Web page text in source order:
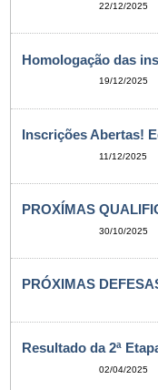
22/12/2025
Homologação das
19/12/2025
Inscrições Abertas!
11/12/2025
PROXÍMAS
30/10/2025
PRÓXIMAS
Resultado da 2ª
02/04/2025